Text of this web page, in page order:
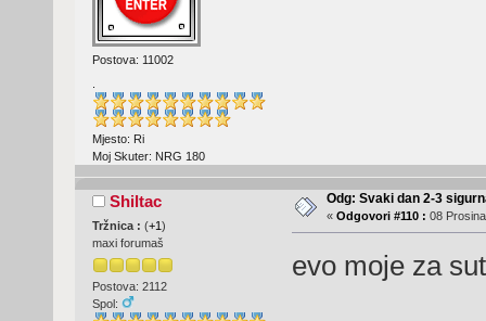
Postova: 11002
Mjesto: Ri
Moj Skuter: NRG 180
Shiltac
Tržnica : (+1)
maxi forumaš
Postova: 2112
Spol:
Odg: Svaki dan 2-3
« Odgovori #110 : 08
evo moje za